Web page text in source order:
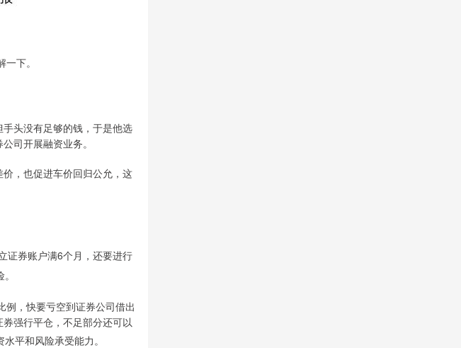
下。
头没有足够的钱，于是他选
司开展融资业务。
，也促进车价回归公允，这
证券账户满6个月，还要进行
，快要亏空到证券公司借出
强行平仓，不足部分还可以
平和风险承受能力。